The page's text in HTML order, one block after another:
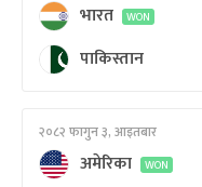
भारत WON
पाकिस्तान
२०८२ फागुन ३, आइतबार
अमेरिका WON